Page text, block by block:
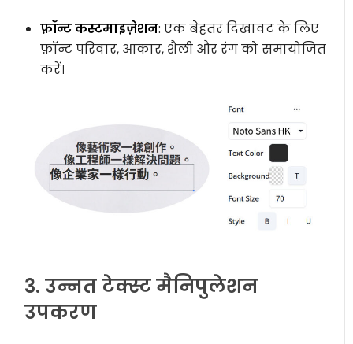
फ़ॉन्ट कस्टमाइज़ेशन: एक बेहतर दिखावट के लिए
फ़ॉन्ट परिवार, आकार, शैली और रंग को समायोजित
करें।
3. उन्नत टेक्स्ट मैनिपुलेशन
उपकरण